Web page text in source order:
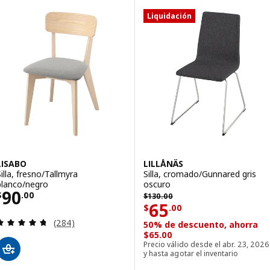
fresno/Tallmyra
negro
90.00 $ 90.00
Evaluación: 4.7 de 5 estrellas. Evaluaciones
(284)
Liquidación
LILLÅNÄS
Silla, cromado/Gunnared gris
oscuro
$130.00
Precio anterior $ 130.00
$65.00
Precio $ 65.00
50% de descuento, ahorra
$65.00
Precio válido desde el abr. 23, 2026
y hasta agotar el inventario